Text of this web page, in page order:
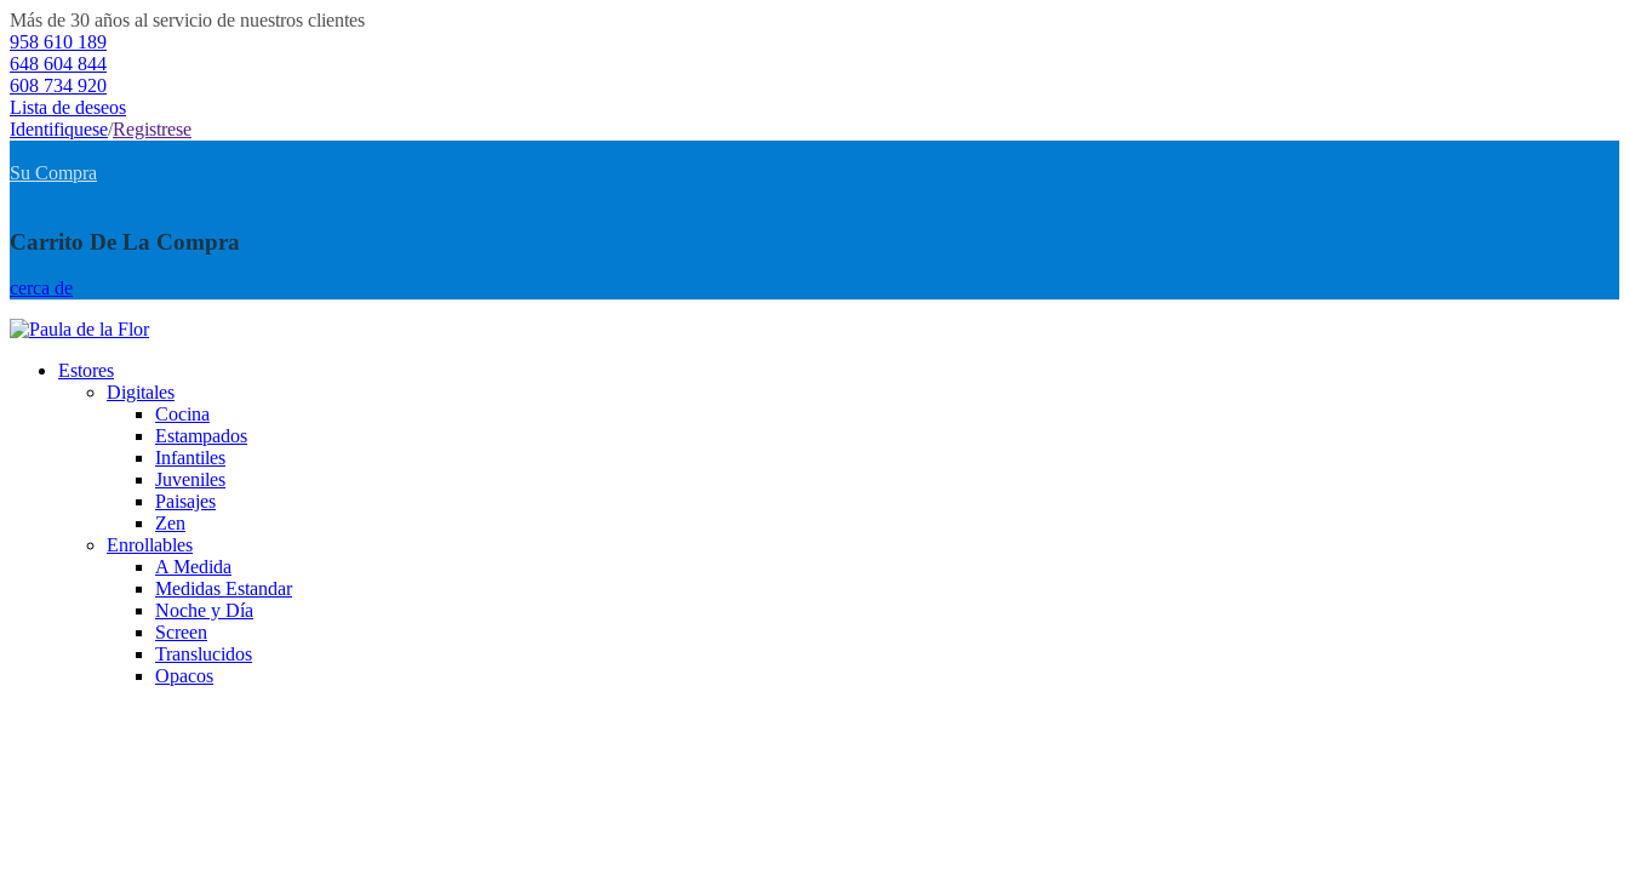
Más de 30 años al servicio de nuestros clientes
958 610 189
648 604 844
608 734 920
Lista de deseos
Identifiquese/Registrese
Su Compra
Carrito De La Compra
cerca de
Estores
Digitales
Cocina
Estampados
Infantiles
Juveniles
Paisajes
Zen
Enrollables
A Medida
Medidas Estandar
Noche y Día
Screen
Translucidos
Opacos